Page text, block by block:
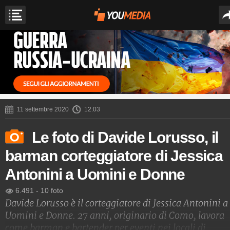
11 settembre 2020 12:03
Le foto di Davide Lorusso, il
barman corteggiatore di Jessica
Antonini a Uomini e Donne
6.491 - 10 foto
Davide Lorusso è il corteggiatore di Jessica Antonini a
Uomini e Donne. 27 anni, originario di Como, lavora
come barman e bartender per eventi nei locali di